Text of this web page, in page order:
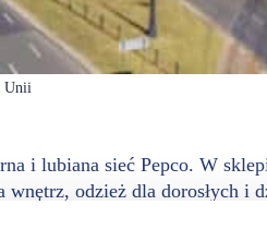
Unii
i lubiana sieć Pepco. W
odzież dla dorosłych i